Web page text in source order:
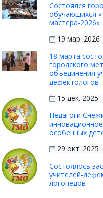
Состоялся
обучающихся
мастера-2026»
19 мар. 2026
18 марта
городского
объединения
дефектологов
15 дек. 2025
Педагоги
особенных
29 окт. 2025
Состоялось
учителей-
логопедов